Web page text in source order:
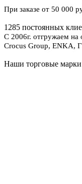
При заказе от 50 000
1285 постоянных
С 2006г. отгружаем
Crocus Group, ENKA,
Наши торговые марки